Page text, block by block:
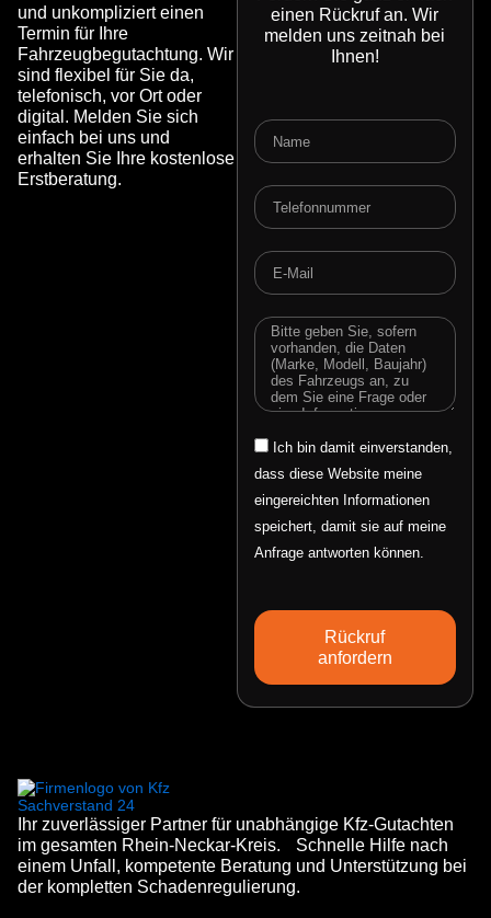
und unkompliziert einen
Termin für Ihre
Fahrzeugbegutachtung. Wir
sind flexibel für Sie da,
telefonisch, vor Ort oder
digital. Melden Sie sich
einfach bei uns und
erhalten Sie Ihre kostenlose
Erstberatung.
einen Rückruf an. Wir
melden uns zeitnah bei
Ihnen!
Name
Telefonnummer
E-
Mail
Message
EmailIch bin damit einverstanden,
dass diese Website meine
eingereichten Informationen
speichert, damit sie auf meine
Anfrage antworten können.
Rückruf
anfordern
Ihr zuverlässiger Partner für unabhängige Kfz-Gutachten
im gesamten Rhein-Neckar-Kreis. Schnelle Hilfe nach
einem Unfall, kompetente Beratung und Unterstützung bei
der kompletten Schadenregulierung.